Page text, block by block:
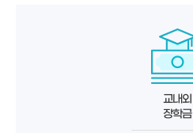
교내외
장학금